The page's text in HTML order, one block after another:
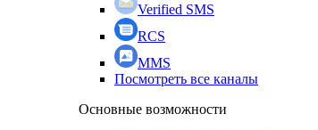
Verified SMS
RCS
MMS
Посмотреть все каналы
Основные возможности